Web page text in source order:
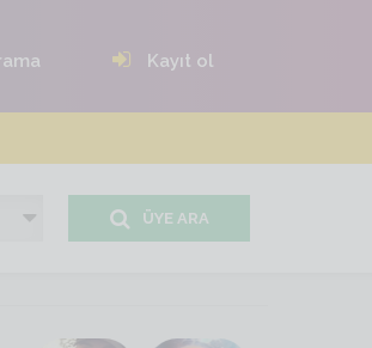
Kayıt ol
ÜYE ARA